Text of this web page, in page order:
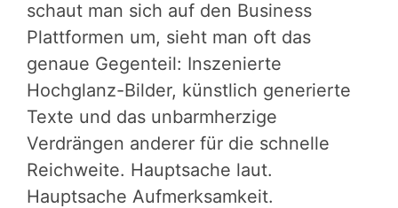
schaut man sich auf den Business
Plattformen um, sieht man oft das
genaue Gegenteil: Inszenierte
Hochglanz-Bilder, künstlich generierte
Texte und das unbarmherzige
Verdrängen anderer für die schnelle
Reichweite. Hauptsache laut.
Hauptsache Aufmerksamkeit.